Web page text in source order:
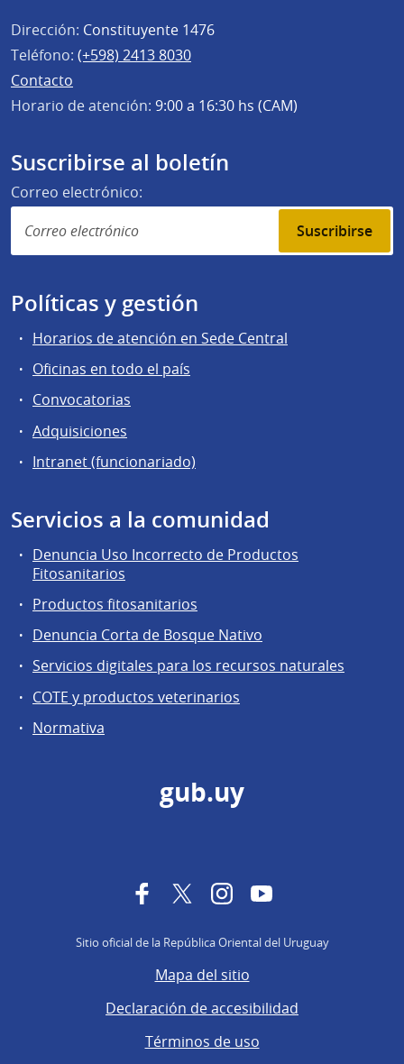
Dirección: Constituyente 1476
Teléfono: (+598) 2413 8030
Contacto
Horario de atención: 9:00 a 16:30 hs (CAM)
Suscribirse al boletín
Correo electrónico:
Suscribirse
Políticas y gestión
Horarios de atención en Sede Central
Oficinas en todo el país
Convocatorias
Adquisiciones
Intranet (funcionariado)
Servicios a la comunidad
Denuncia Uso Incorrecto de Productos
Fitosanitarios
Productos fitosanitarios
Denuncia Corta de Bosque Nativo
Servicios digitales para los recursos naturales
COTE y productos veterinarios
Normativa
gub.uy
FacebookTwitterInstagramYouTube
Sitio oficial de la República Oriental del Uruguay
Mapa del sitio
Declaración de accesibilidad
Términos de uso